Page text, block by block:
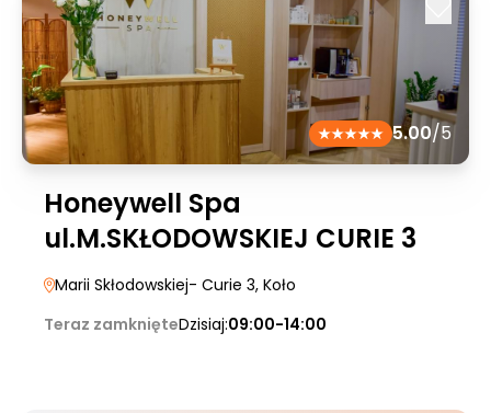
5.00/5
Honeywell Spa
ul.M.SKŁODOWSKIEJ CURIE 3
Marii Skłodowskiej- Curie 3, Koło
Teraz zamknięteDzisiaj:09:00-14:00